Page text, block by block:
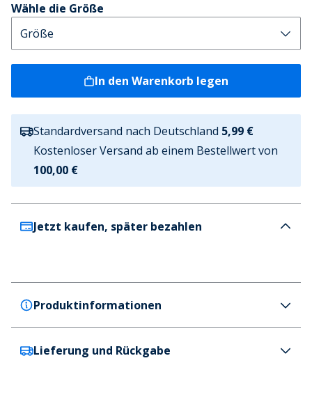
Wähle die Größe
In den Warenkorb legen
Standardversand nach Deutschland 5,99 €
Kostenloser Versand ab einem Bestellwert von
100,00 €
Jetzt kaufen, später bezahlen
Produktinformationen
Marcus
Lieferung und Rückgabe